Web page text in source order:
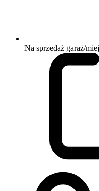
Na sprzedaż garaż/